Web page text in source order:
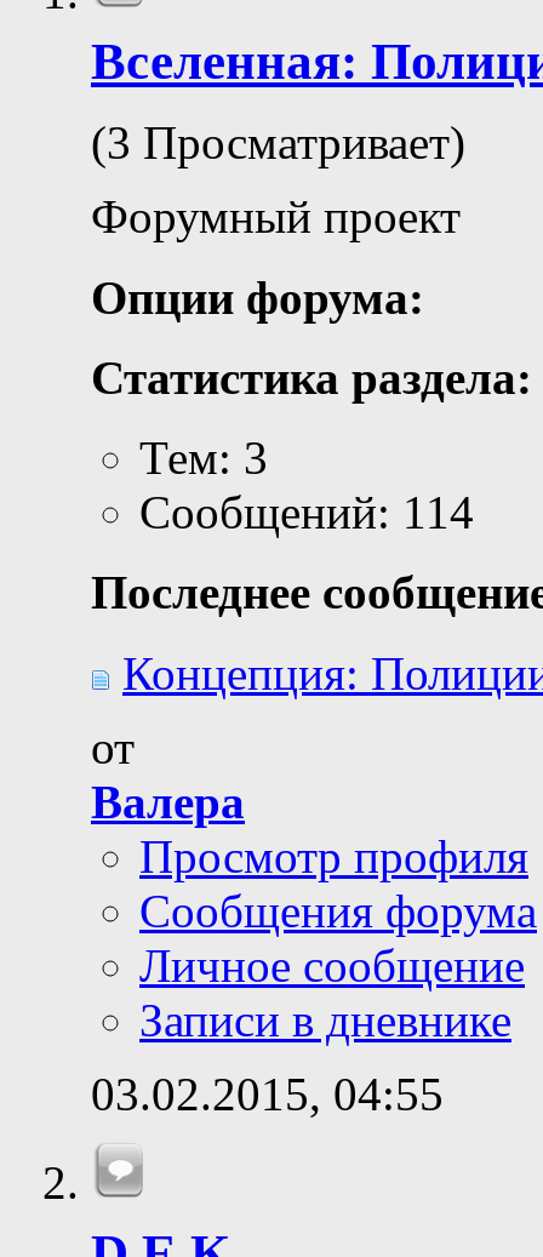
Вселенная:
(3 Просматривает)
Форумный проект
Опции форума:
Статистика раздела:
Тем: 3
Сообщений: 114
Последнее
Концепция:
от
Валера
Просмотр профиля
Сообщения форума
Личное сообщение
Записи в дневнике
03.02.2015, 04:55